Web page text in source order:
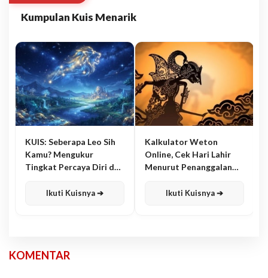
Kumpulan Kuis Menarik
KUIS: Seberapa Leo Sih
Kamu? Mengukur
Tingkat Percaya Diri dan
Ikuti Kuisnya ➔
Kalkulator Weton
Online, Cek Hari Lahir
Menurut Penanggalan
Ikuti Kuisnya ➔
KOMENTAR